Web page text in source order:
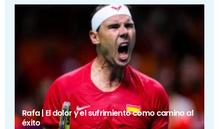
Rafa | El dolor y el sufrimiento como camino al
éxito